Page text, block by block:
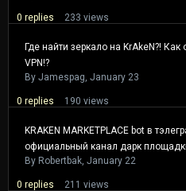
0 replies 233 views
Где найти зеркало на KrAkeN?! Как
VPN!?
By Jamespag January 23
0 replies 190 views
KRAKEN MARKETPLACE bot в
официальный канал дарк
By Robertbak January 22
0 replies 211 views